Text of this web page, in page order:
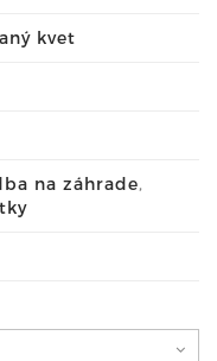
kvet
na záhrade,